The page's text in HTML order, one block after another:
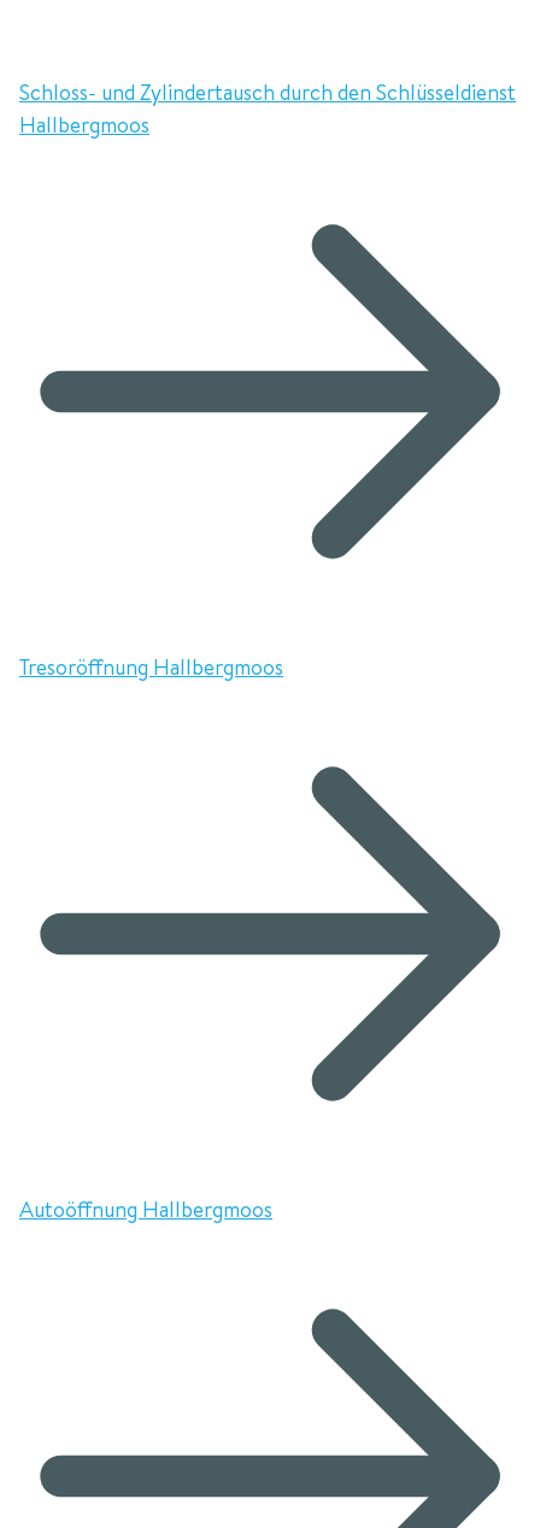
Schloss- und Zylindertausch durch den Schlüsseldienst
Hallbergmoos
Tresoröffnung Hallbergmoos
Autoöffnung Hallbergmoos